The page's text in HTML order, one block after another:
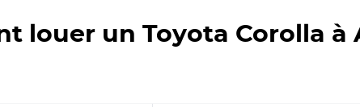
louer un Toyota Corolla à